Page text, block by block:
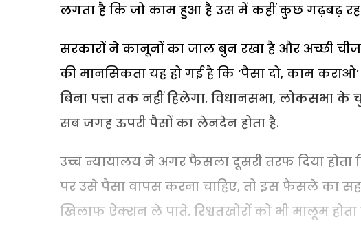
लगता है कि जो काम हुआ है उस में कहीं कुछ गढ़बढ़ रह
सरकारों ने कानूनों का जाल बुन रखा है और अच्छी
की मानसिकता यह हो गई है कि ‘पैसा दो, काम
बिना पत्ता तक नहीं हिलेगा. विधानसभा,
सब जगह ऊपरी पैसों का लेनदेन होता है.
उच्च न्यायालय ने अगर फैसला दूसरी तरफ दिया होता
पर उसे पैसा वापस करना चाहिए, तो इस फैसले का
खिलाफ ऐक्शन ले पाते. रिश्वतखोरों को भी मालूम